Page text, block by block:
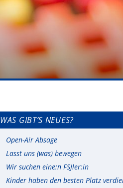
WAS GIBT’S NEUES?
Open-Air Absage
Lasst uns (was) bewegen
Wir suchen eine:n FSJler:in
Kinder haben den besten Platz